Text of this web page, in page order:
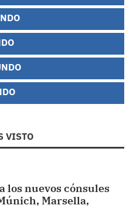
VISTO
los nuevos cónsules
Marsella,